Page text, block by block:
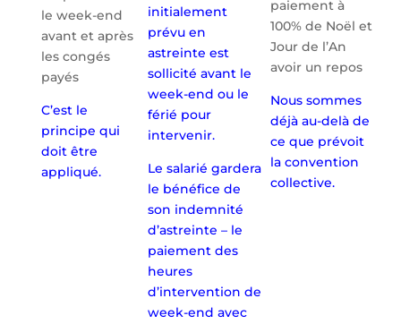
le week-end
avant et après
les congés
payés
C’est le
principe qui
doit être
appliqué.
initialement
prévu en
astreinte est
sollicité avant le
week-end ou le
férié pour
intervenir.
Le salarié gardera
le bénéfice de
son indemnité
d’astreinte – le
paiement des
heures
d’intervention de
week-end avec
paiement à
100% de Noël et
Jour de l’An
avoir un repos
Nous sommes
déjà au-delà de
ce que prévoit
la convention
collective.